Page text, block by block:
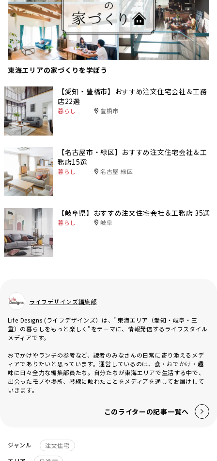
東海エリアの家づくりを学ぼう
【愛知・豊橋市】おすすめ注文住宅会社＆工務
店22選
暮らし 豊橋市
【名古屋市・緑区】おすすめ注文住宅会社＆工
務店15選
暮らし 名古屋 緑区
【岐阜県】おすすめ注文住宅会社＆工務店 35選
暮らし 岐阜
ライフデザインズ編集部
Life Designs (ライフデザインズ）は、”東海エリア（愛知・岐阜・三
重）の暮らしをもっと楽しく”をテーマに、情報発信するライフスタイル
メディアです。
おでかけやランチの参考など、読者のみなさんの日常に寄り添えるメデ
ィアでありたいと思っています。運営しているのは、食・おでかけ・趣
味に日々全力な編集部員たち。自分たちが東海エリアで生活する中で、
出会ったモノや場所、琴線に触れたことをメディアを通してお届けして
いきます。
このライターの記事一覧へ
ジャンル
注文住宅